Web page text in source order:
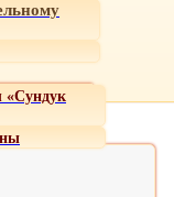
«Сундук